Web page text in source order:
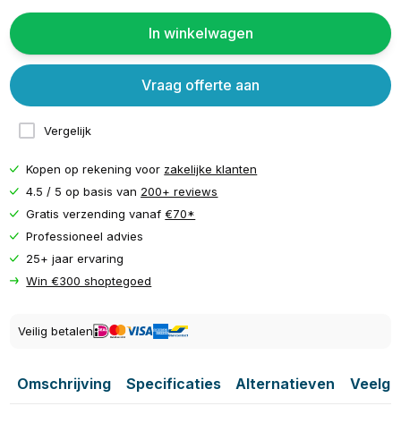
In winkelwagen
Vergelijk
Vraag offerte aan
Kopen op rekening voor zakelijke klanten
4.5 / 5 op basis van 200+ reviews
Gratis verzending vanaf€70*
Professioneel advies
25+ jaar ervaring
Win €300 shoptegoed
Veilig betalen
Omschrijving Specificaties Alternatieven